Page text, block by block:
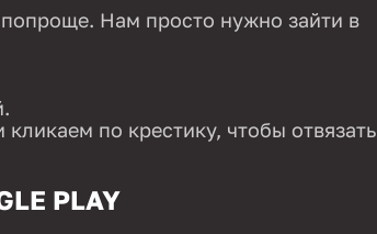
Нам просто нужно зайти в
по крестику, чтобы отвязать
PLAY